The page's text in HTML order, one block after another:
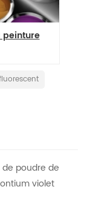
poudre de
violet